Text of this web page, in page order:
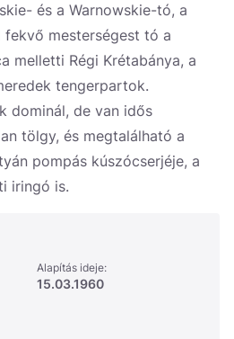
és a Warnowskie-tó, a
fekvő mesterségest tó a
melletti Régi Krétabánya, a
tengerpartok.
dominál, de van idős
tölgy, és megtalálható a
pompás kúszócserjéje, a
iringó is.
Alapítás ideje:
15.03.1960